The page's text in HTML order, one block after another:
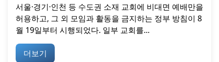
서울·경기·인천 등 수도권 소재 교회에 비대면 예배만을
허용하고, 그 외 모임과 활동을 금지하는 정부 방침이 8
월 19일부터 시행되었다. 일부 교회를...
더보기